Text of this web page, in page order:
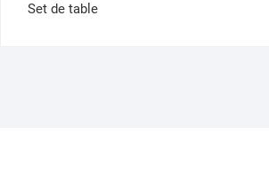
Set de table